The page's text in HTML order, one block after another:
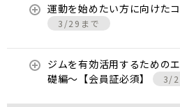
運動を始めたい方に向けた
3/29まで
ジムを有効活用するための
礎編〜【会員証必須】
3/